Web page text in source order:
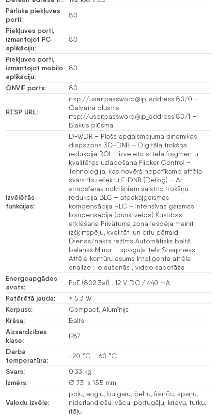
Pārlūka piekļuves
porti:
80
Piekļuves porti,
izmantojot PC
aplikāciju:
80
Piekļuves porti,
izmantojot mobilo
aplikāciju:
80
ONVIF ports: 80
RTSP URL:
rtsp://user:password@ip_address:80/0 –
Galvenā plūsma
rtsp://user:password@ip_address:80/1 –
Blakus plūsma
Izvēlētās
funkcijas:
D-WDR – Plašs apgaismojuma dinamikas
diapazons 3D-DNR – Digitāla trokšņa
redukcija ROI – izvēlēto attēla fragmentu
kvalitātes uzlabošana Flicker Control –
Tehnoloģija, kas novērš nepatīkamo attēla
svārstību efektu F-DNR (Defog) – Ar
atmosfēras nokrišņiem saistīto trokšņu
redukcija BLC – atpakaļgaismas
kompensācija HLC – Intensīvas gaismas
kompensācija (punktveida) Kustības
atklāšana Privātuma zona Iespēja mainīt
izšķirtspēju, kvalitāti un bitu pārraidi
Dienas/nakts režīms Automātisks baltā
balanss Mirror – spoguļattēls Sharpness –
Attēla kontūru asums Inteliģenta attēla
analīze : ielaušanās , video sabotāža
Energoapgādes
avots:
PoE (802.3af) , 12 V DC / 440 mA
Patērētā jauda: ≤ 5.3 W
Korpuss: Compact, Alumīnijs
Krāsa: Balts
Aizsardzības
klase:
IP67
Darba
temperatūra:
-20 °C … 60 °C
Svars: 0.33 kg
Izmērs: Ø 73 x 155 mm
Valodu izvēle:
poļu, angļu, bulgāru, čehu, franču, spāņu,
nīderlandiešu, vācu, portugāļu, krievu, turku,
itāļu